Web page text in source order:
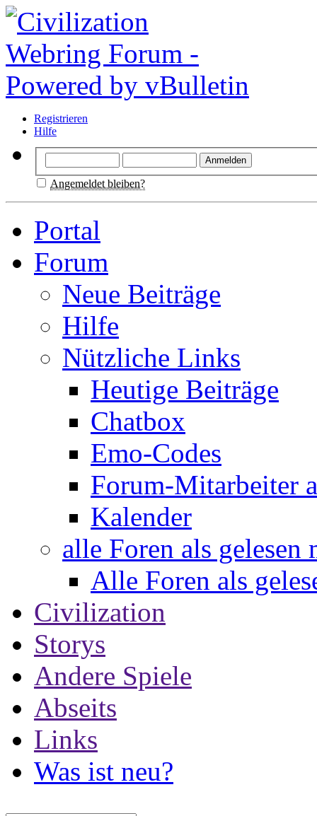
Registrieren
Hilfe
Angemeldet bleiben?
Portal
Forum
Neue Beiträge
Hilfe
Nützliche Links
Heutige Beiträge
Chatbox
Emo-Codes
Forum-Mitarbeiter
Kalender
alle Foren als gelesen
Alle Foren als
Civilization
Storys
Andere Spiele
Abseits
Links
Was ist neu?